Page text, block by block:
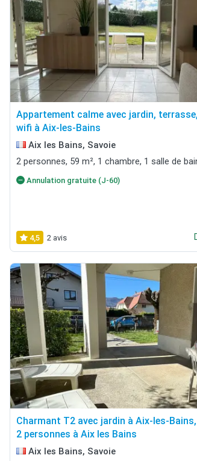
Appartement calme avec jardin,
wifi à Aix-les-Bains
Aix les Bains, Savoie
2 personnes, 59 m², 1 chambre, 1 salle de
Annulation gratuite (J-60)
4,5 2 avis
Charmant T2 avec jardin à Aix-les-
2 personnes à Aix les Bains
Aix les Bains, Savoie